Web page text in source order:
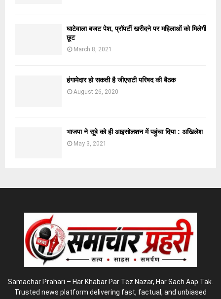
घाटेवाला बजट पेश, प्रॉपर्टी खरीदने पर महिलाओं को मिलेगी
छूट
March 8, 2021
हंगामेदार हो सकती है जीएसटी परिषद की बैठक
August 26, 2020
भाजपा ने सूबे को ही आइसोलशन में पहुंचा दिया : अखिलेश
May 3, 2021
Samachar Prahari – Har Khabar Par Tez Nazar, Har Sach Aap Tak.
Trusted news platform delivering fast, factual, and unbiased